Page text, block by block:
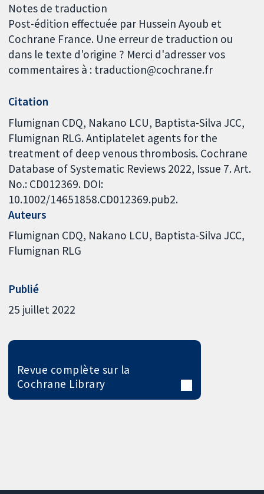
Notes de traduction
Post-édition effectuée par Hussein Ayoub et
Cochrane France. Une erreur de traduction ou
dans le texte d'origine ? Merci d'adresser vos
commentaires à : traduction@cochrane.fr
Citation
Flumignan CDQ, Nakano LCU, Baptista-Silva JCC,
Flumignan RLG. Antiplatelet agents for the
treatment of deep venous thrombosis. Cochrane
Database of Systematic Reviews 2022, Issue 7. Art.
No.: CD012369. DOI:
10.1002/14651858.CD012369.pub2.
Auteurs
Flumignan CDQ Nakano LCU Baptista-Silva JCC
Flumignan RLG
Publié
25 juillet 2022
Revue complète sur la
Cochrane Library